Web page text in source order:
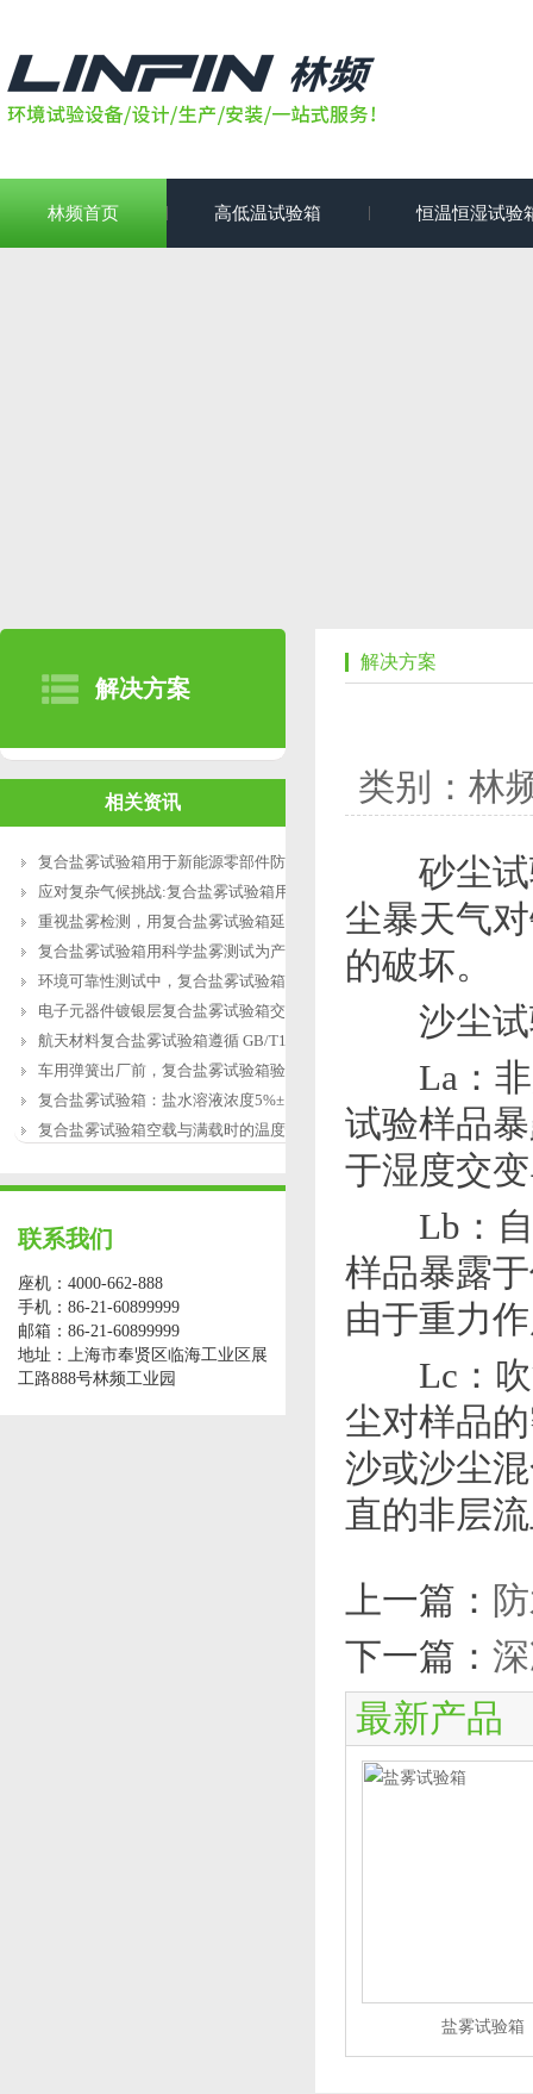
林频首页 高低温试验箱 恒温恒湿试验
解决方案
相关资讯
复合盐雾试验箱用于新能源零部件防腐测
应对复杂气候挑战:复合盐雾试验箱用于涂
重视盐雾检测，用复合盐雾试验箱延长产
复合盐雾试验箱用科学盐雾测试为产品研
环境可靠性测试中，复合盐雾试验箱缺水
电子元器件镀银层复合盐雾试验箱交变盐
航天材料复合盐雾试验箱遵循 GB/T12967.3
车用弹簧出厂前，复合盐雾试验箱验证盐
复合盐雾试验箱：盐水溶液浓度5%±1%的配
复合盐雾试验箱空载与满载时的温度恢复
联系我们
座机：4000-662-888
手机：86-21-60899999
邮箱：86-21-60899999
地址：上海市奉贤区临海工业区展
工路888号林频工业园
解决方案
类别：林
砂尘试验
尘暴天气
的破坏。
沙尘试
La：非
试验样品
于湿度交
Lb：自
样品暴露
由于重力
Lc：吹
尘对样品
沙或沙尘
直的非层
上一篇：
下一篇：
最新产品
盐雾试验箱